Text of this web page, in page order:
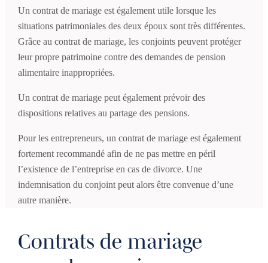
Un contrat de mariage est également utile lorsque les
situations patrimoniales des deux époux sont très différentes.
Grâce au contrat de mariage, les conjoints peuvent protéger
leur propre patrimoine contre des demandes de pension
alimentaire inappropriées.
Un contrat de mariage peut également prévoir des
dispositions relatives au partage des pensions.
Pour les entrepreneurs, un contrat de mariage est également
fortement recommandé afin de ne pas mettre en péril
l’existence de l’entreprise en cas de divorce. Une
indemnisation du conjoint peut alors être convenue d’une
autre manière.
Contrats de mariage